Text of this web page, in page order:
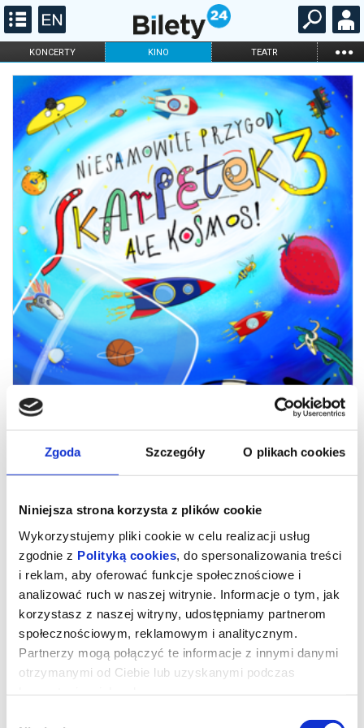
Zgoda Szczegóły O plikach cookies
Niniejsza strona korzysta z plików cookie
Wykorzystujemy pliki cookie w celu realizacji usług
zgodnie z Polityką cookies , do spersonalizowania treści
i reklam, aby oferować funkcje społecznościowe i
analizować ruch w naszej witrynie. Informacje o tym, jak
korzystasz z naszej witryny, udostępniamy partnerom
społecznościowym, reklamowym i analitycznym.
Partnerzy mogą połączyć te informacje z innymi danymi
otrzymanymi od Ciebie lub uzyskanymi podczas
KONCERTY KINO TEATR ...
FILHARMONIA OPERA I BALET
STAND-UP
DLA DZIECI
ONLINE KARNETY
Niesamowite przygody skarpetek 3.
Ale kosmos!
*** PRZEDPREMIERA / PREMIERA W KINIE BAŁTYK ***
kin z nowymi przygodami. Zagadka detektywistyczna, pojedynki